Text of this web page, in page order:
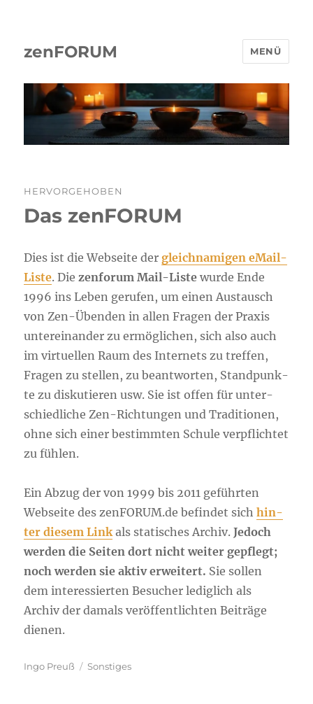
zenFORUM MENÜ
HERVORGEHOBEN
Das zenFORUM
Dies ist die Web­sei­te dergleich­na­mi­gen eMail-
Lis­te. Diezen­fo­rum Mail-Lis­te wur­de Ende
1996 ins Leben geru­fen, um einen Aus­tausch
von Zen-Üben­den in allen Fra­gen der Pra­xis
unter­ein­an­der zu ermög­li­chen, sich also auch
im vir­tu­el­len Raum des Inter­nets zu tref­fen,
Fra­gen zu stel­len, zu beant­wor­ten, Stand­punk­
te zu dis­ku­tie­ren usw. Sie ist offen für unter­
schied­li­che Zen-Rich­tun­gen und Tra­di­tio­nen,
ohne sich einer bestimm­ten Schu­le ver­pflich­tet
zu fühlen.
Ein Abzug der von 1999 bis 2011 geführ­ten
Web­sei­te des zen​FO​RUM​.de befin­det sichhin­
ter die­sem Linkals sta­ti­sches Archiv.Jedoch
wer­den die Sei­ten dort nicht wei­ter gepflegt;
noch wer­den sie aktiv erwei­tert. Sie sol­len
dem inter­es­sier­ten Besu­cher ledig­lich als
Archiv der damals ver­öf­fent­lich­ten Bei­trä­ge
dienen.
Autor
Ingo Preuß Kategorien
Sonstiges